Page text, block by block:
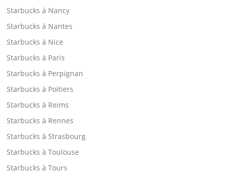
Starbucks à Nancy
Starbucks à Nantes
Starbucks à Nice
Starbucks à Paris
Starbucks à Perpignan
Starbucks à Poitiers
Starbucks à Reims
Starbucks à Rennes
Starbucks à Strasbourg
Starbucks à Toulouse
Starbucks à Tours